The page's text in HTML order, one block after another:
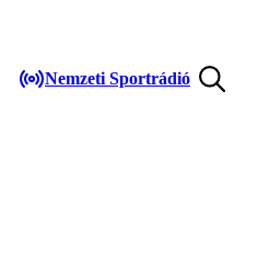
Nemzeti Sportrádió